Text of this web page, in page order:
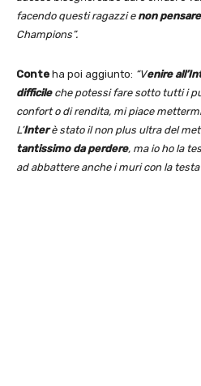
facendo questi ragazzi e non pensare
Champions”.
Conte ha poi aggiunto: “Venire
difficileche potessi fare sotto tutti i
confort o di rendita, mi piace
L’Interè stato il non plus ultra del
tantissimo da perdere, ma io ho la
ad abbattere anche i muri con la